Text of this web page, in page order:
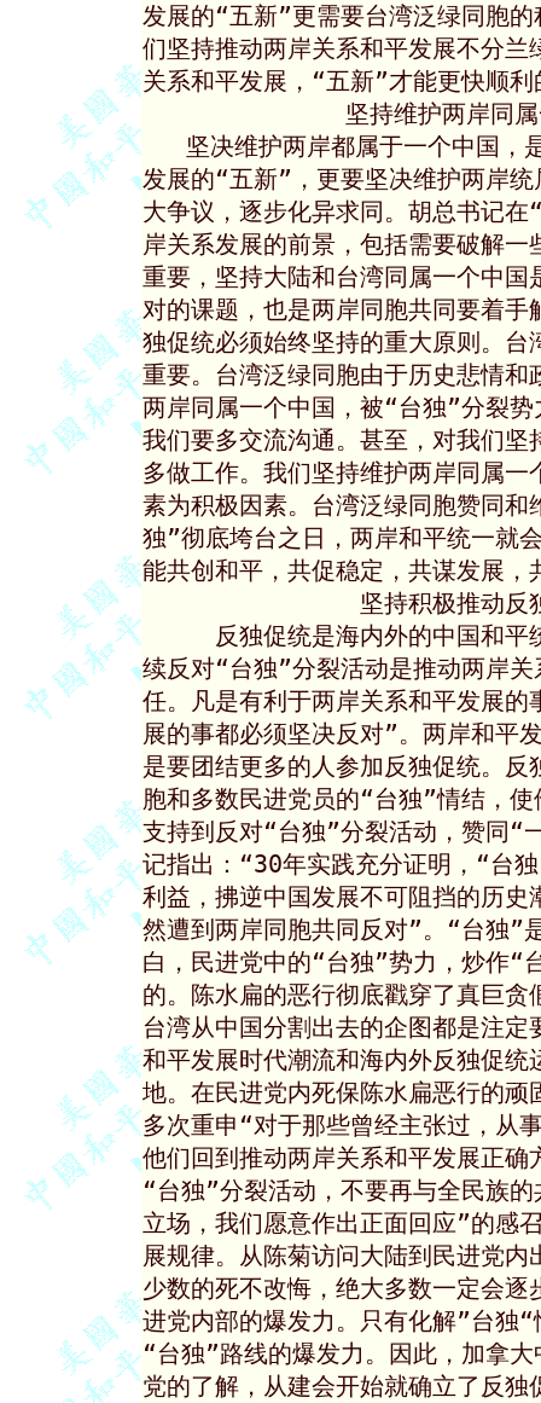
发展的“五新”更需要台湾泛绿同胞
们坚持推动两岸关系和平发展不分
关系和平发展，“五新”才能更快顺利
坚持维护两岸同属
坚决维护两岸都属于一个中国，
发展的“五新”，更要坚决维护两岸
大争议，逐步化异求同。胡总书记
岸关系发展的前景，包括需要破解
重要，坚持大陆和台湾同属一个中
对的课题，也是两岸同胞共同要着
独促统必须始终坚持的重大原则。
重要。台湾泛绿同胞由于历史悲情
两岸同属一个中国，被“台独”分裂
我们要多交流沟通。甚至，对我们
多做工作。我们坚持维护两岸同属
素为积极因素。台湾泛绿同胞赞同
独”彻底垮台之日，两岸和平统一就
能共创和平，共促稳定，共谋发展
坚持积极推动反
反独促统是海内外的中国和平
续反对“台独”分裂活动是推动两岸
任。凡是有利于两岸关系和平发展
展的事都必须坚决反对”。两岸和平
是要团结更多的人参加反独促统。
胞和多数民进党员的“台独”情结，
支持到反对“台独”分裂活动，赞同“
记指出：“30年实践充分证明，“台
利益，拂逆中国发展不可阻挡的历
然遭到两岸同胞共同反对”。“台独”
白，民进党中的“台独”势力，炒作“
的。陈水扁的恶行彻底戳穿了真巨
台湾从中国分割出去的企图都是注
和平发展时代潮流和海内外反独促
地。在民进党内死保陈水扁恶行的
多次重申“对于那些曾经主张过，从
他们回到推动两岸关系和平发展正
“台独”分裂活动，不要再与全民族
立场，我们愿意作出正面回应”的感
展规律。从陈菊访问大陆到民进党
少数的死不改悔，绝大多数一定会
进党内部的爆发力。只有化解”台独
“台独”路线的爆发力。因此，加拿
党的了解，从建会开始就确立了反